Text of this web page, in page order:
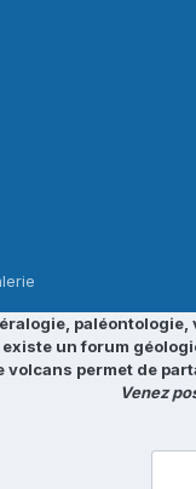
un forum
permet de
Venez